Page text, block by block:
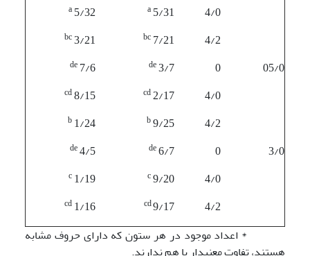
4/0
a5/31
a5/32
4/2
bc7/21
bc3/21
05/0
0
de3/7
de7/6
4/0
cd2/17
cd8/15
4/2
b9/25
b1/24
3/0
0
de6/7
de4/5
4/0
c9/20
c1/19
4/2
cd9/17
cd1/16
* اعداد موجود در هر ستون که دارای حروف مشابه
هستند، تفاوت معنی­دار با هم ندارند.